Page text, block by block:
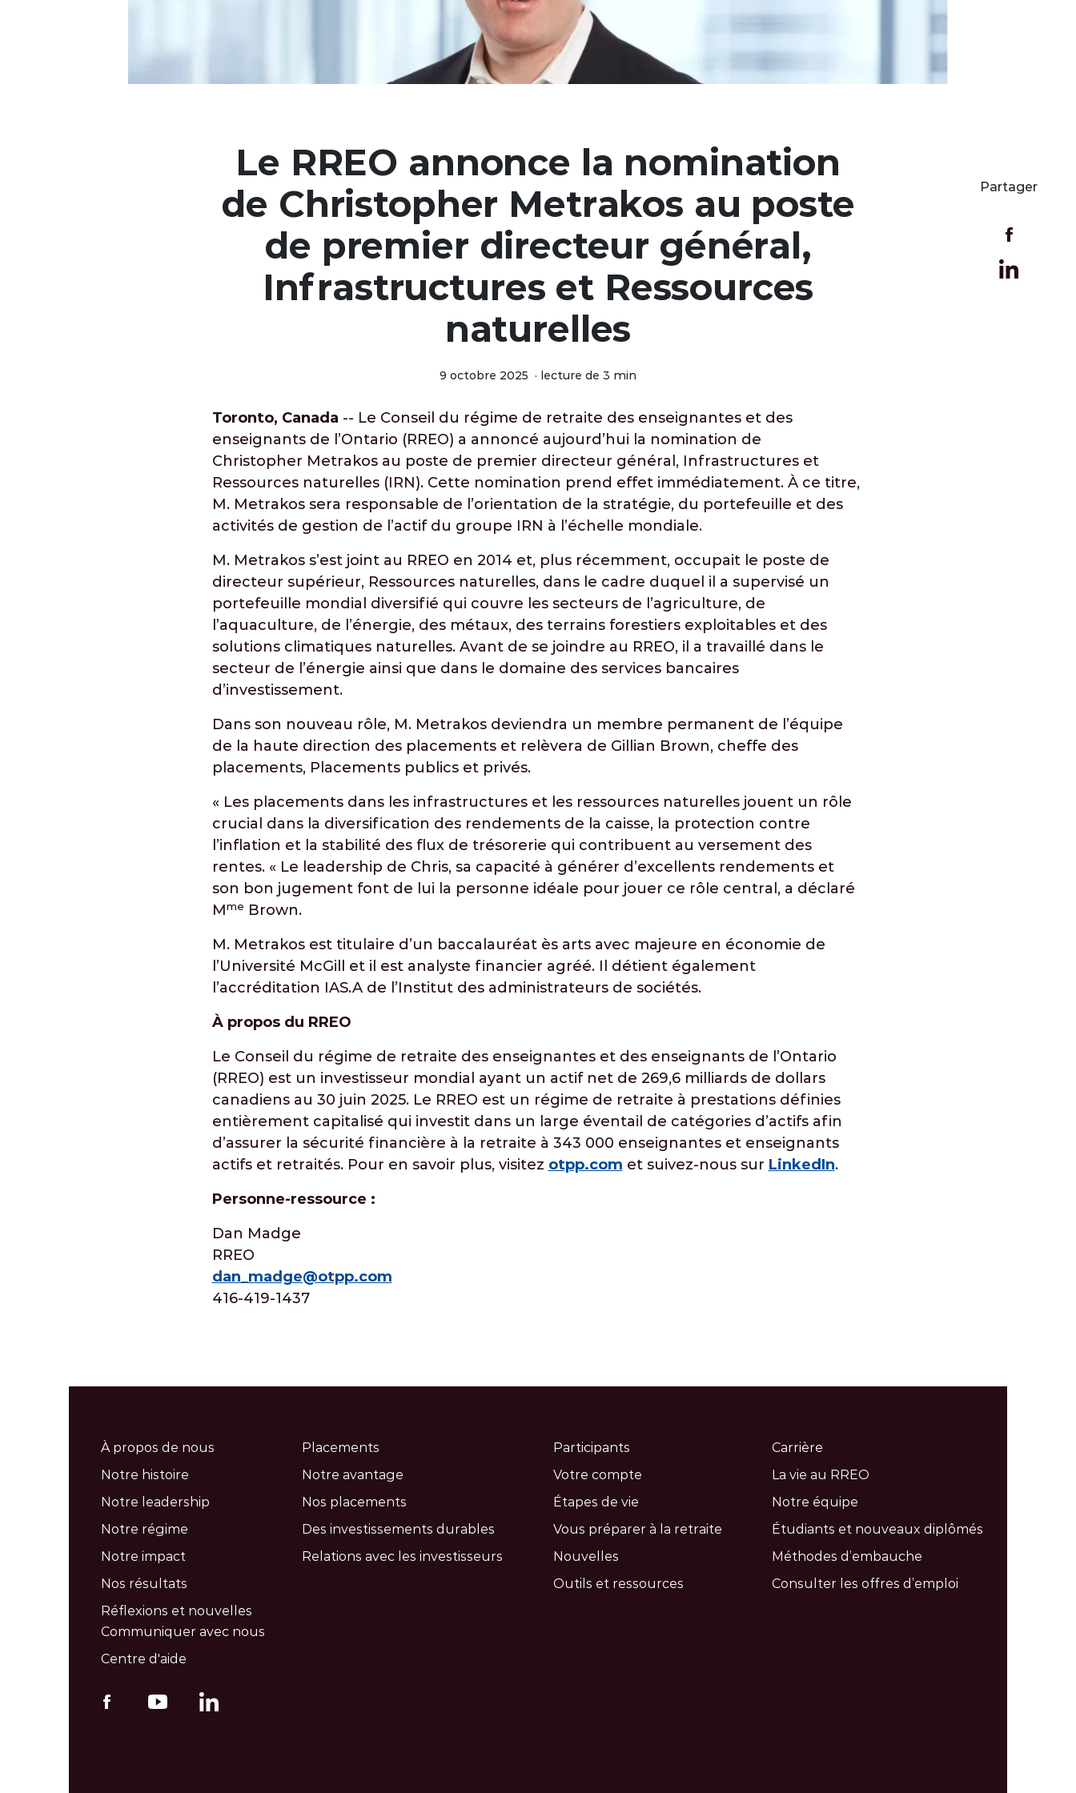
Le RREO annonce la nomination
de Christopher Metrakos au poste
de premier directeur général,
Infrastructures et Ressources
naturelles
9 octobre 2025 · lecture de 3 min
Toronto, Canada -- Le Conseil du régime de retraite des enseignantes et des
enseignants de l’Ontario (RREO) a annoncé aujourd’hui la nomination de
Christopher Metrakos au poste de premier directeur général, Infrastructures et
Ressources naturelles (IRN). Cette nomination prend effet immédiatement. À ce titre,
M. Metrakos sera responsable de l’orientation de la stratégie, du portefeuille et des
activités de gestion de l’actif du groupe IRN à l’échelle mondiale.
M. Metrakos s’est joint au RREO en 2014 et, plus récemment, occupait le poste de
directeur supérieur, Ressources naturelles, dans le cadre duquel il a supervisé un
portefeuille mondial diversifié qui couvre les secteurs de l’agriculture, de
l’aquaculture, de l’énergie, des métaux, des terrains forestiers exploitables et des
solutions climatiques naturelles. Avant de se joindre au RREO, il a travaillé dans le
secteur de l’énergie ainsi que dans le domaine des services bancaires
d’investissement.
Dans son nouveau rôle, M. Metrakos deviendra un membre permanent de l’équipe
de la haute direction des placements et relèvera de Gillian Brown, cheffe des
placements, Placements publics et privés.
« Les placements dans les infrastructures et les ressources naturelles jouent un rôle
crucial dans la diversification des rendements de la caisse, la protection contre
l’inflation et la stabilité des flux de trésorerie qui contribuent au versement des
rentes. « Le leadership de Chris, sa capacité à générer d’excellents rendements et
son bon jugement font de lui la personne idéale pour jouer ce rôle central, a déclaré
Mme Brown.
M. Metrakos est titulaire d’un baccalauréat ès arts avec majeure en économie de
l’Université McGill et il est analyste financier agréé. Il détient également
l’accréditation IAS.A de l’Institut des administrateurs de sociétés.
À propos du RREO
Le Conseil du régime de retraite des enseignantes et des enseignants de l’Ontario
(RREO) est un investisseur mondial ayant un actif net de 269,6 milliards de dollars
canadiens au 30 juin 2025. Le RREO est un régime de retraite à prestations définies
entièrement capitalisé qui investit dans un large éventail de catégories d’actifs afin
d’assurer la sécurité financière à la retraite à 343 000 enseignantes et enseignants
actifs et retraités. Pour en savoir plus, visitez otpp.com et suivez-nous sur LinkedIn.
Personne-ressource :
Dan Madge
RREO
dan_madge@otpp.com
416-419-1437
Partager
À propos de nous
Notre histoire
Notre leadership
Notre régime
Notre impact
Nos résultats
Réflexions et nouvelles
Placements
Notre avantage
Nos placements
Des investissements durables
Relations avec les investisseurs
Participants
Votre compte
Étapes de vie
Vous préparer à la retraite
Nouvelles
Outils et ressources
Carrière
La vie au RREO
Notre équipe
Étudiants et nouveaux diplômés
Méthodes d’embauche
Consulter les offres d’emploi
Communiquer avec nous
Centre d'aide